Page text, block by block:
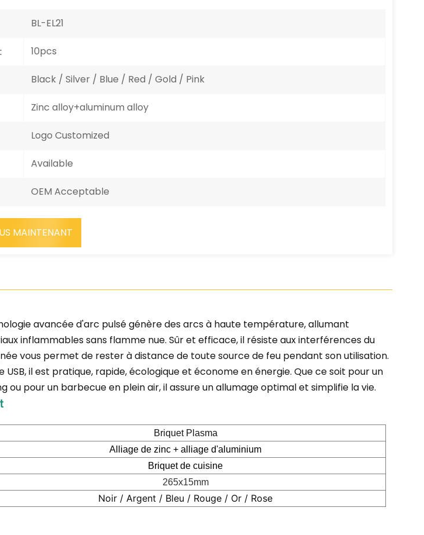
BL-EL21
10pcs
Black / Silver / Blue / Red / Gold / Pink
Zinc alloy+aluminum alloy
Logo Customized
Available
OEM Acceptable
MAINTENANT
avancée d'arc pulsé génère des arcs à haute température, allumant
inflammables sans flamme nue. Sûr et efficace, il résiste aux interférences du
vous permet de rester à distance de toute source de feu pendant son utilisation.
il est pratique, rapide, écologique et économe en énergie. Que ce soit pour un
ou pour un barbecue en plein air, il assure un allumage optimal et simplifie la vie.
Briquet Plasma
Alliage de zinc + alliage d'aluminium
Briquet de cuisine
265x15mm
Noir / Argent / Bleu / Rouge / Or / Rose